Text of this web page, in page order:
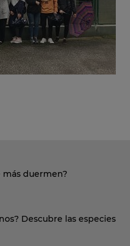
más duermen?
Descubre las especies